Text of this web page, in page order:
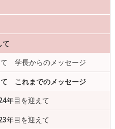
て
て 学長からのメッセージ
て これまでのメッセージ
年目を迎えて
年目を迎えて